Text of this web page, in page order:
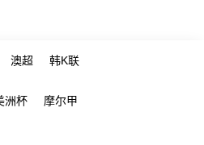
澳超 韩K联
洲杯 摩尔甲